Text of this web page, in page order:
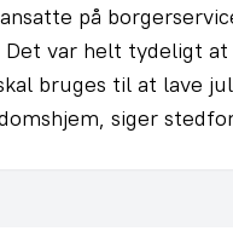
på
Det var helt tydeligt
bruges til at lave
siger